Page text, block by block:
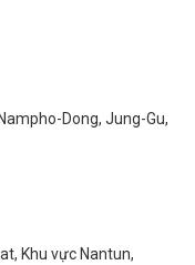
Dong, Jung-Gu,
Khu vực Nantun,